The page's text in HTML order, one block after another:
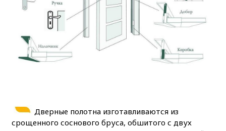
Дверные полотна изготавливаются из
срощенного соснового бруса, обшитого с двух